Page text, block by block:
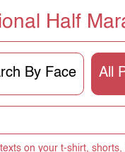
Half
By Face All
on your t-shirt, shorts,